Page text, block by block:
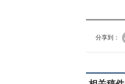
分享到：